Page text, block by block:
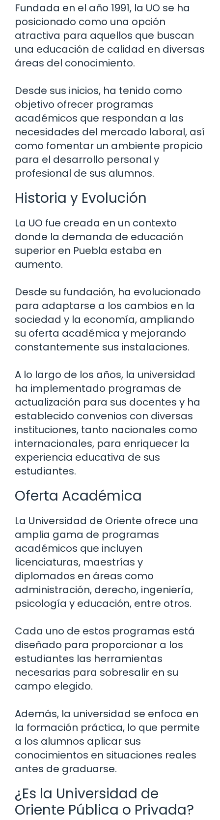
Fundada en el año 1991, la UO se ha
posicionado como una opción
atractiva para aquellos que buscan
una educación de calidad en diversas
áreas del conocimiento.
Desde sus inicios, ha tenido como
objetivo ofrecer programas
académicos que respondan a las
necesidades del mercado laboral, así
como fomentar un ambiente propicio
para el desarrollo personal y
profesional de sus alumnos.
Historia y Evolución
La UO fue creada en un contexto
donde la demanda de educación
superior en Puebla estaba en
aumento.
Desde su fundación, ha evolucionado
para adaptarse a los cambios en la
sociedad y la economía, ampliando
su oferta académica y mejorando
constantemente sus instalaciones.
A lo largo de los años, la universidad
ha implementado programas de
actualización para sus docentes y ha
establecido convenios con diversas
instituciones, tanto nacionales como
internacionales, para enriquecer la
experiencia educativa de sus
estudiantes.
Oferta Académica
La Universidad de Oriente ofrece una
amplia gama de programas
académicos que incluyen
licenciaturas, maestrías y
diplomados en áreas como
administración, derecho, ingeniería,
psicología y educación, entre otros.
Cada uno de estos programas está
diseñado para proporcionar a los
estudiantes las herramientas
necesarias para sobresalir en su
campo elegido.
Además, la universidad se enfoca en
la formación práctica, lo que permite
a los alumnos aplicar sus
conocimientos en situaciones reales
antes de graduarse.
¿Es la Universidad de
Oriente Pública o Privada?